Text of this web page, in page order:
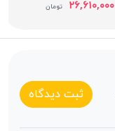
۲۶,۶۱۰,۰۰۰ تومان
ثبت دیدگاه